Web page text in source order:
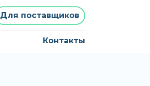
Для поставщиков
Контакты